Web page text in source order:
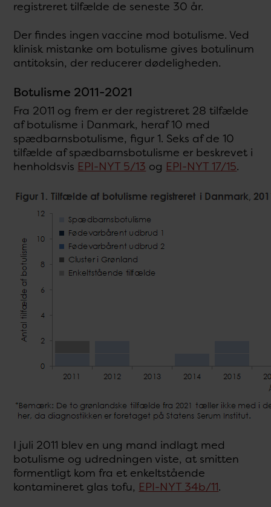
registreret tilfælde de seneste 30 år.
Der findes ingen vaccine mod botulisme. Ved
klinisk mistanke om botulisme gives botulinum
antitoksin, der reducerer dødeligheden.
Botulisme 2011-2021
Fra 2011 og frem er der registreret 28 tilfælde
af botulisme i Danmark, heraf 10 med
spædbarnsbotulisme, figur 1. Seks af de 10
tilfælde af spædbarnsbotulisme er beskrevet i
henholdsvis EPI-NYT 5/13 og EPI-NYT 17/15.
I juli 2011 blev en ung mand indlagt med
botulisme og udredningen viste, at smitten
formentligt kom fra et enkeltstående
kontamineret glas tofu, EPI-NYT 34b/11.